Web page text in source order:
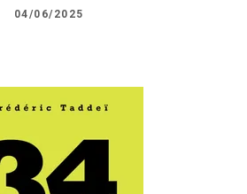
04/06/2025